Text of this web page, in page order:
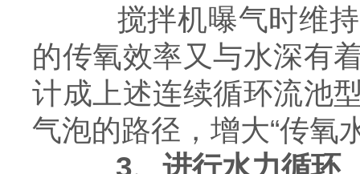
搅拌机曝气时维持
的传氧效率又与水深有
计成上述连续循环流池
气泡的路径，增大“传氧
3、进行水力循环